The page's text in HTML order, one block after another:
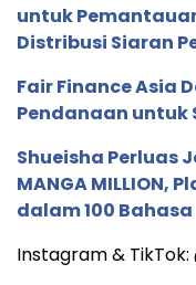
untuk
Distribusi Siaran
Fair Finance Asia
Pendanaan untuk
Shueisha Perluas
MANGA MILLION,
dalam 100 Bahasa
Instagram &